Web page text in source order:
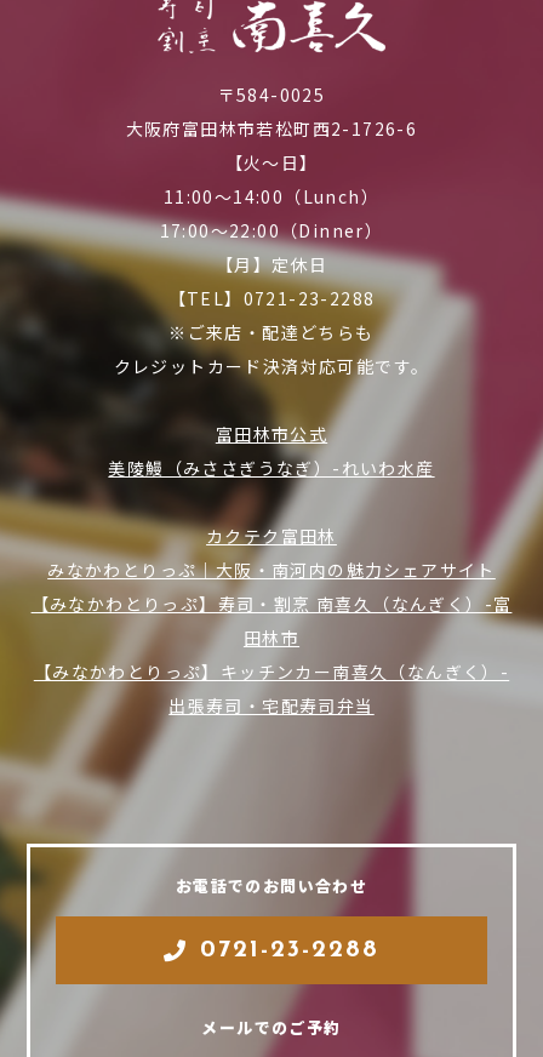
〒584-0025
大阪府富田林市若松町西2-1726-6
【火～日】
11:00～14:00（Lunch）
17:00～22:00（Dinner）
【月】定休日
【TEL】0721-23-2288
※ご来店・配達どちらも
クレジットカード決済対応可能です。
富田林市公式
美陵鰻（みささぎうなぎ）-れいわ水産
カクテク富田林
みなかわとりっぷ｜大阪・南河内の魅力シェアサイト
【みなかわとりっぷ】寿司・割烹 南喜久（なんぎく）-富
田林市
【みなかわとりっぷ】キッチンカー南喜久（なんぎく）-
出張寿司・宅配寿司弁当
お電話でのお問い合わせ
0721-23-2288
メールでのご予約